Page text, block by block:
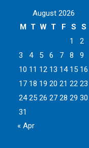
August 2026
M T W T F S
S
1
2
3
4 5 6 7 8
9
10 11 12 13 14 15 16
17 18 19 20 21 22 23
24 25 26 27 28 29 30
31
« Apr